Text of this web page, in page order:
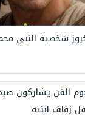
شخصية النبي
الفن يشاركون
زفاف ابنته